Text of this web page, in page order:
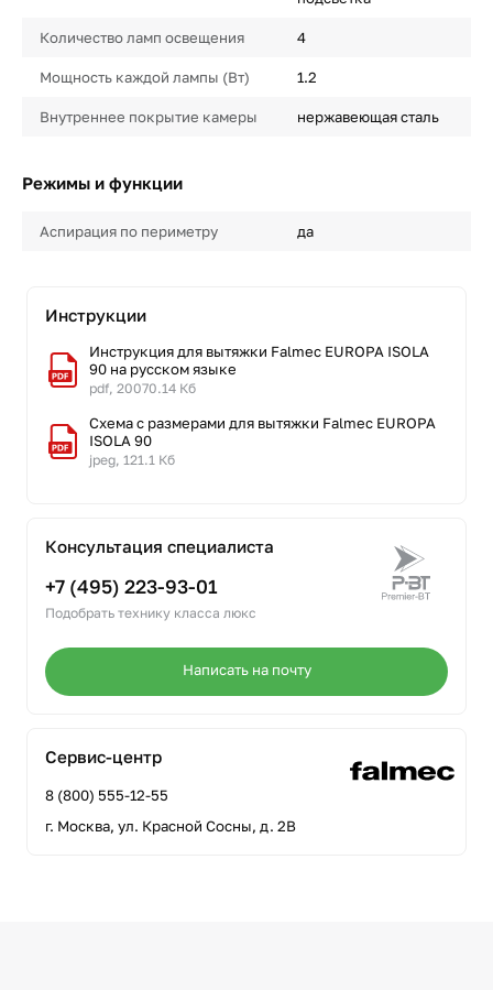
Количество ламп освещения 4
Мощность каждой лампы (Вт) 1.2
Внутреннее покрытие камеры нержавеющая сталь
Режимы и функции
Аспирация по периметру да
Инструкции
Инструкция для вытяжки Falmec EUROPA ISOLA
90 на русском языке
pdf, 20070.14 Кб
Схема с размерами для вытяжки Falmec EUROPA
ISOLA 90
jpeg, 121.1 Кб
Консультация специалиста
+7 (495) 223-93-01
Подобрать технику класса люкс
Написать на почту
Сервис-центр
8 (800) 555-12-55
г. Москва, ул. Красной Сосны, д. 2В